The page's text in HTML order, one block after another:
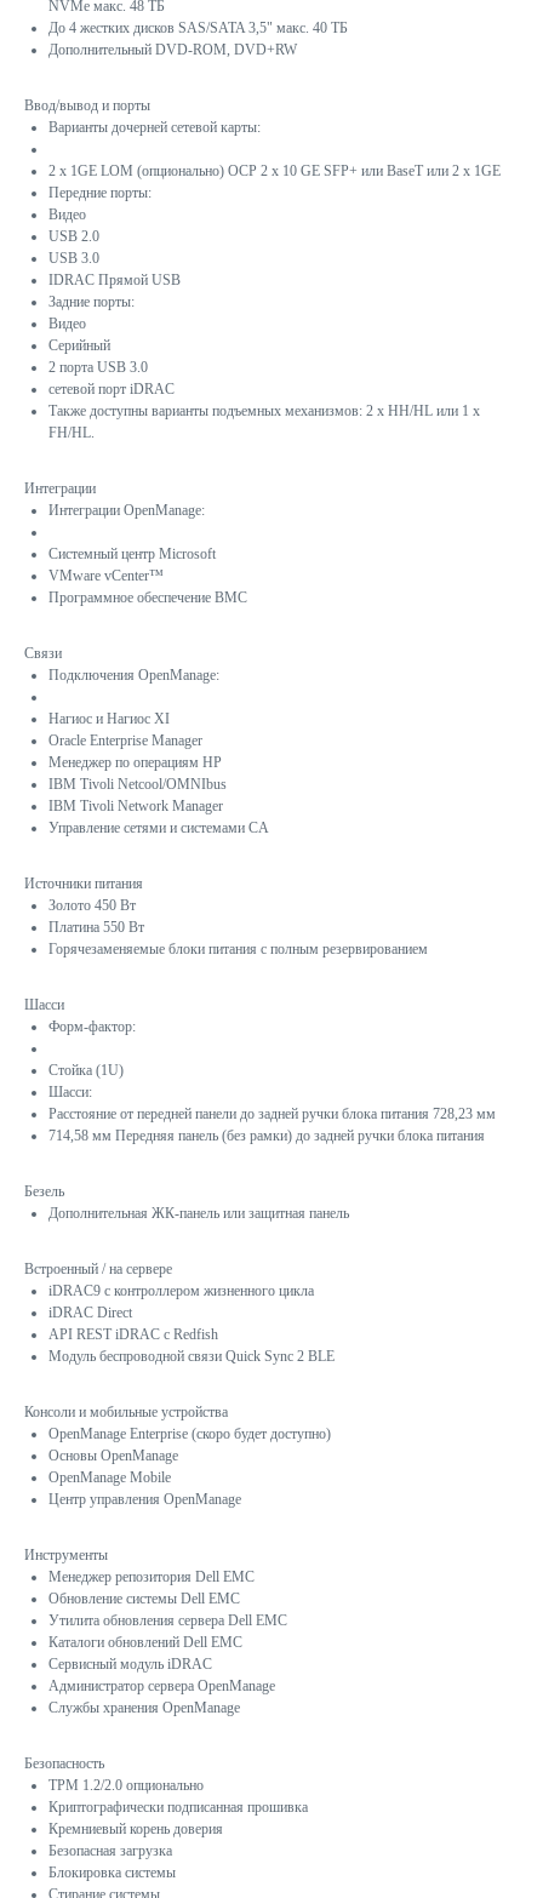
NVMe макс. 48 ТБ
До 4 жестких дисков SAS/SATA 3,5" макс. 40 ТБ
Дополнительный DVD-ROM, DVD+RW
Ввод/вывод и порты
Варианты дочерней сетевой карты:
2 x 1GE LOM (опционально) OCP 2 x 10 GE SFP+ или BaseT или 2 x 1GE
Передние порты:
Видео
USB 2.0
USB 3.0
IDRAC Прямой USB
Задние порты:
Видео
Серийный
2 порта USB 3.0
сетевой порт iDRAC
Также доступны варианты подъемных механизмов: 2 x HH/HL или 1 x
FH/HL.
Интеграции
Интеграции OpenManage:
Системный центр Microsoft
VMware vCenter™
Программное обеспечение BMC
Связи
Подключения OpenManage:
Нагиос и Нагиос XI
Oracle Enterprise Manager
Менеджер по операциям HP
IBM Tivoli Netcool/OMNIbus
IBM Tivoli Network Manager
Управление сетями и системами CA
Источники питания
Золото 450 Вт
Платина 550 Вт
Горячезаменяемые блоки питания с полным резервированием
Шасси
Форм-фактор:
Стойка (1U)
Шасси:
Расстояние от передней панели до задней ручки блока питания 728,23 мм
714,58 мм Передняя панель (без рамки) до задней ручки блока питания
Безель
Дополнительная ЖК-панель или защитная панель
Встроенный / на сервере
iDRAC9 с контроллером жизненного цикла
iDRAC Direct
API REST iDRAC с Redfish
Модуль беспроводной связи Quick Sync 2 BLE
Консоли и мобильные устройства
OpenManage Enterprise (скоро будет доступно)
Основы OpenManage
OpenManage Mobile
Центр управления OpenManage
Инструменты
Менеджер репозитория Dell EMC
Обновление системы Dell EMC
Утилита обновления сервера Dell EMC
Каталоги обновлений Dell EMC
Сервисный модуль iDRAC
Администратор сервера OpenManage
Службы хранения OpenManage
Безопасность
TPM 1.2/2.0 опционально
Криптографически подписанная прошивка
Кремниевый корень доверия
Безопасная загрузка
Блокировка системы
Стирание системы